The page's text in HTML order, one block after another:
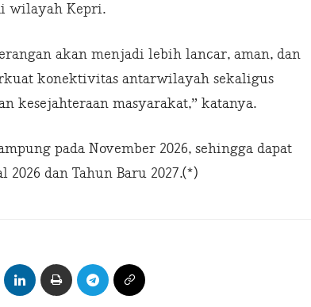
wilayah Kepri.
akan menjadi lebih lancar, aman, dan
konektivitas antarwilayah sekaligus
kesejahteraan masyarakat,” katanya.
pada November 2026, sehingga dapat
dan Tahun Baru 2027.(*)